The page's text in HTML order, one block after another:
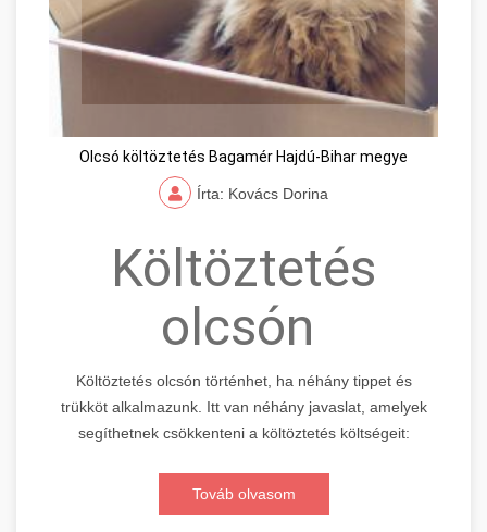
Olcsó költöztetés Bagamér Hajdú-Bihar megye
Írta: Kovács Dorina
Költöztetés
olcsón
Költöztetés olcsón történhet, ha néhány tippet és
trükköt alkalmazunk. Itt van néhány javaslat, amelyek
segíthetnek csökkenteni a költöztetés költségeit:
Továb olvasom